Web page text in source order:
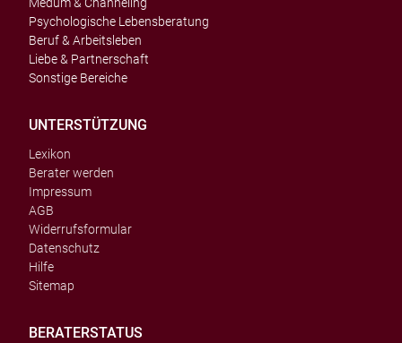
Psychologische Lebensberatung
Beruf & Arbeitsleben
Liebe & Partnerschaft
Sonstige Bereiche
UNTERSTÜTZUNG
Lexikon
Berater werden
Impressum
AGB
Widerrufsformular
Datenschutz
Hilfe
Sitemap
BERATERSTATUS